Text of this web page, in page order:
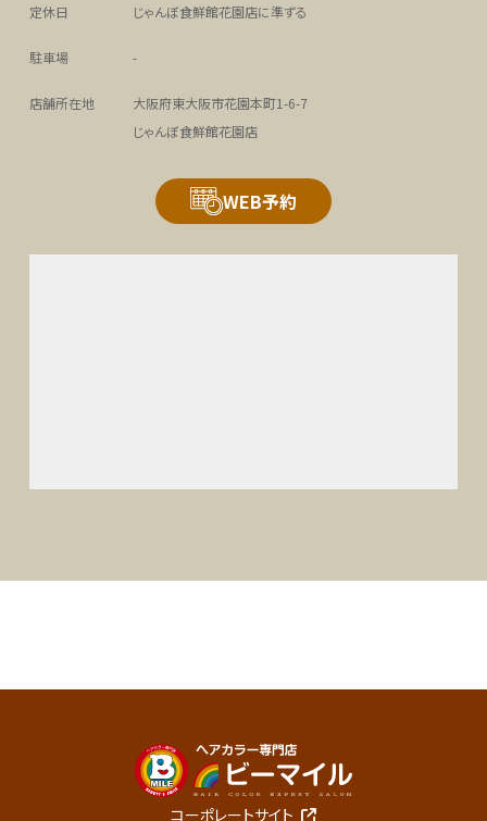
定休日 じゃんぼ食鮮館花園店に準ずる
駐車場 -
店舗所在地
大阪府東大阪市花園本町1-6-7
じゃんぼ食鮮館花園店
WEB予約
コーポレートサイト